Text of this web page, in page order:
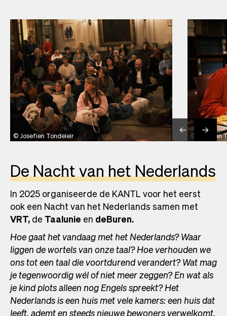
Josefien Tondeleir Josefien
De Nacht van het Nederlands
In 2025 organiseerde de KANTL voor het eerst
ook een Nacht van het Nederlands samen met
VRT,de Taalunie en deBuren.
Hoe gaat het vandaag met het Nederlands? Waar
liggen de wortels van onze taal? Hoe verhouden we
ons tot een taal die voortdurend verandert? Wat mag
je tegenwoordig wél of niet meer zeggen? En wat als
je kind plots alleen nog Engels spreekt? Het
Nederlands is een huis met vele kamers: een huis dat
leeft, ademt en steeds nieuwe bewoners verwelkomt.